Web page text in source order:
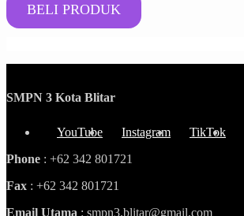
BELI PRODUK
SMPN 3 Kota Blitar
YouTube Instagram TikTok
Phone : +62 342 801721
Fax : +62 342 801721
Email Utama : smpn3.blitar@gmail.com